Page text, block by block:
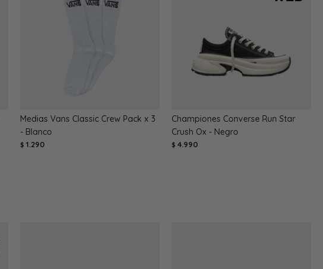
Medias Vans Classic Crew Pack x 3
- Blanco
$ 1.290
Championes Converse Run Star
Crush Ox - Negro
$ 4.990